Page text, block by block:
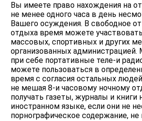
Вы имеете право нахождения на
не менее одного часа в день
Вашего осуждения. В свободное
отдыха время можете
массовых, спортивных и других
организованных
при себе портативные теле-и
можете пользоваться в
время с согласия остальных
не мешая 8-и часовому ночному
получать газеты, журналы и книги
иностранном языке, если они не
порнографическое содержание,